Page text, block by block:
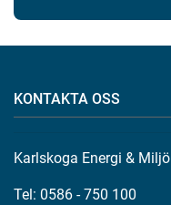
KONTAKTA OSS
Karlskoga Energi & Miljö
Tel: 0586 - 750 100